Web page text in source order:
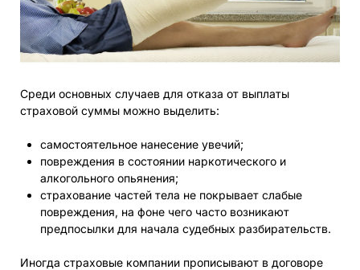
Среди основных случаев для отказа от выплаты
страховой суммы можно выделить:
самостоятельное нанесение увечий;
повреждения в состоянии наркотического и
алкогольного опьянения;
страхование частей тела не покрывает слабые
повреждения, на фоне чего часто возникают
предпосылки для начала судебных разбирательств.
Иногда страховые компании прописывают в договоре